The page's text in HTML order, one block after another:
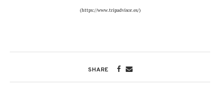
(https://www.tripadvisor.es/)
SHARE